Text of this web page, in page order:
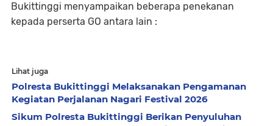
Bukittinggi menyampaikan beberapa penekanan
kepada perserta GO antara lain :
Lihat juga
Polresta Bukittinggi Melaksanakan Pengamanan
Kegiatan Perjalanan Nagari Festival 2026
Sikum Polresta Bukittinggi Berikan Penyuluhan